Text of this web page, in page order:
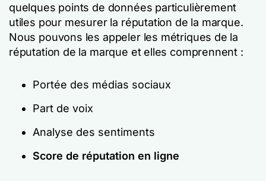
quelques points de données particulièrement
utiles pour mesurer la réputation de la marque.
Nous pouvons les appeler les métriques de la
réputation de la marque et elles comprennent :
Portée des médias sociaux
Part de voix
Analyse des sentiments
Score de réputation en ligne